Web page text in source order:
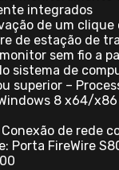
integrados
de um
de estação de
sem fio a
sistema de
superior –
8 x64/
de rede
Porta FireWire